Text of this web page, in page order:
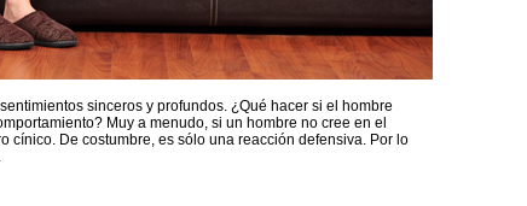
sinceros y profundos. ¿Qué hacer si el hombre
Muy a menudo, si un hombre no cree en el
cínico. De costumbre, es sólo una reacción defensiva. Por lo